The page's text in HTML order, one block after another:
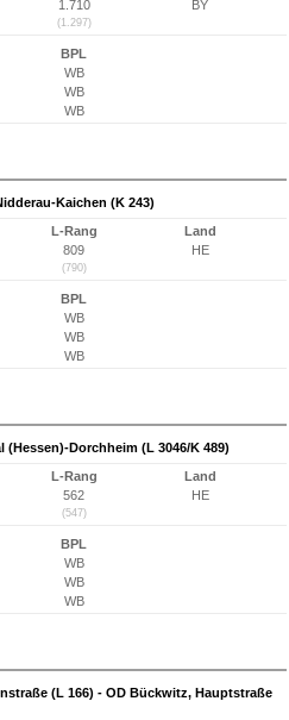
1.710
(1.297)
BY
BPL
WB
WB
WB
Kaichen (K 243)
L-Rang
809
(790)
Land
HE
BPL
WB
WB
WB
Dorchheim (L 3046/K 489)
L-Rang
562
(547)
Land
HE
BPL
WB
WB
WB
(L 166) - OD Bückwitz, Hauptstraße